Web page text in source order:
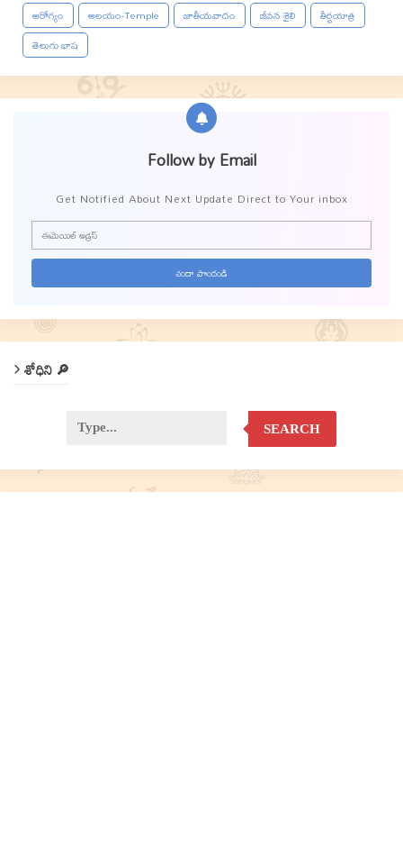
ఆరోగ్యం ఆలయం-Temple జాతీయవాదం జీవన శైలి
తీర్థయాత్ర
తెలుగు భాష
Follow by Email
Get Notified About Next Update Direct to Your inbox
శోధిని 🔎
SEARCH